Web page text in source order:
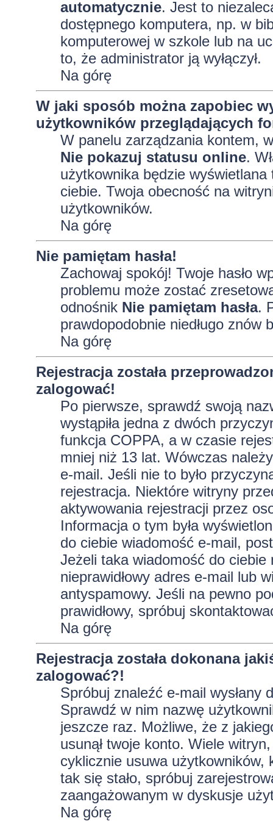
automatycznie. Jest to
dostępnego komputera, np. w
komputerowej w szkole lub na
to, że administrator ją wyłączył.
Na górę
W jaki sposób można zapobiec
użytkowników przeglądających
W panelu zarządzania kontem,
Nie pokazuj statusu online.
użytkownika będzie
ciebie. Twoja obecność na
użytkowników.
Na górę
Nie pamiętam hasła!
Zachowaj spokój! Twoje hasło
problemu może zostać
odnośnik Nie pamiętam hasła.
prawdopodobnie niedługo znów
Na górę
Rejestracja została
zalogować!
Po pierwsze, sprawdź swoją
wystąpiła jedna z dwóch
funkcja COPPA, a w czasie
mniej niż 13 lat. Wówczas
e-mail. Jeśli nie to było
rejestracja. Niektóre witryny
aktywowania rejestracji przez
Informacja o tym była
do ciebie wiadomość e-mail,
Jeżeli taka wiadomość do ciebie
nieprawidłowy adres e-mail lub
antyspamowy. Jeśli na pewno
prawidłowy, spróbuj
Na górę
Rejestracja została dokonana
zalogować?!
Spróbuj znaleźć e-mail wysłany
Sprawdź w nim nazwę
jeszcze raz. Możliwe, że z
usunął twoje konto. Wiele
cyklicznie usuwa użytkowników,
tak się stało, spróbuj
zaangażowanym w dyskusje
Na górę